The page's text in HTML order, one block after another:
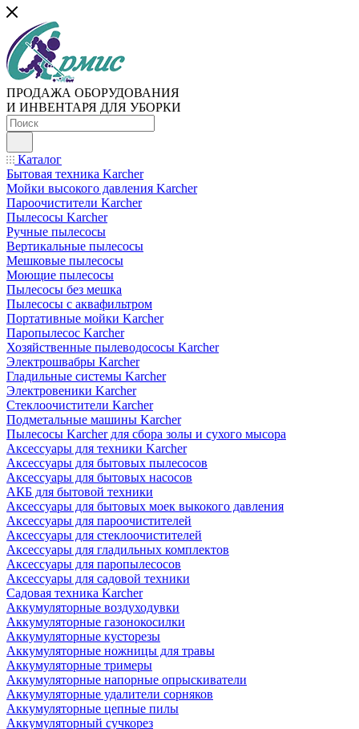
ПРОДАЖА ОБОРУДОВАНИЯ
И ИНВЕНТАРЯ ДЛЯ УБОРКИ
Каталог
Бытовая техника Karcher
Мойки высокого давления Karcher
Пароочистители Karcher
Пылесосы Karcher
Ручные пылесосы
Вертикальные пылесосы
Мешковые пылесосы
Моющие пылесосы
Пылесосы без мешка
Пылесосы с аквафильтром
Портативные мойки Karcher
Паропылесос Karcher
Хозяйственные пылеводососы Karcher
Электрошвабры Karcher
Гладильные системы Karcher
Электровеники Karcher
Стеклоочистители Karcher
Подметальные машины Karcher
Пылесосы Karcher для сбора золы и сухого мысора
Аксессуары для техники Karcher
Аксессуары для бытовых пылесосов
Аксессуары для бытовых насосов
АКБ для бытовой техники
Аксессуары для бытовых моек выкокого давления
Аксессуары для пароочистителей
Аксессуары для стеклоочистителей
Аксессуары для гладильных комплектов
Аксессуары для паропылесосов
Аксессуары для садовой техники
Садовая техника Karcher
Аккумуляторные воздуходувки
Аккумуляторные газонокосилки
Аккумуляторные кусторезы
Аккумуляторные ножницы для травы
Аккумуляторные тримеры
Аккумуляторные напорные опрыскиватели
Аккумуляторные удалители сорняков
Аккумуляторные цепные пилы
Аккумуляторный сучкорез